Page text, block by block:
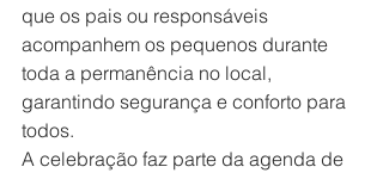
que os pais ou responsáveis
acompanhem os pequenos durante
toda a permanência no local,
garantindo segurança e conforto para
todos.
A celebração faz parte da agenda de